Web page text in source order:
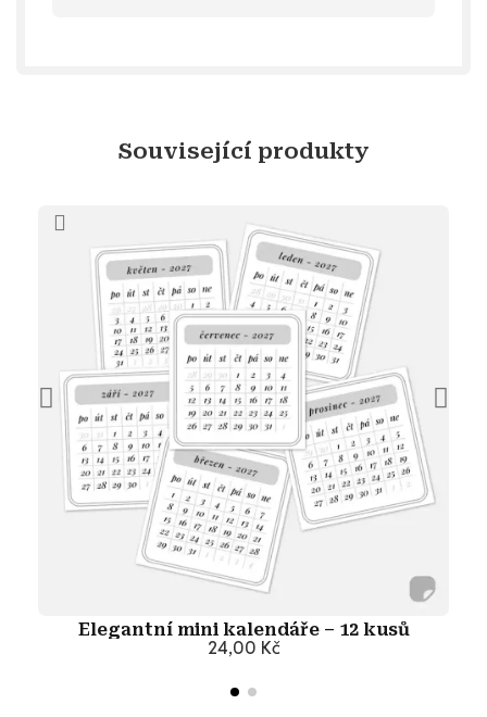
Související produkty
Elegantní mini kalendáře – 12 kusů
24,00 Kč
Přidat do košíku